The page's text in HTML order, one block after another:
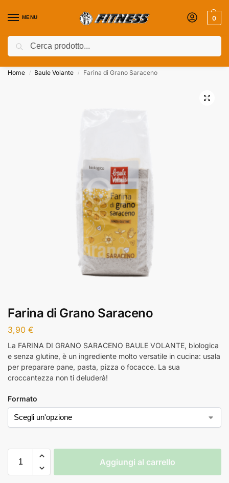
MENU 0
Coupon attivi ⚡ Aggiungili nel Carrello!
Home / Baule Volante / Farina di Grano Saraceno
Farina di Grano Saraceno
3,90 €
La FARINA DI GRANO SARACENO BAULE VOLANTE, biologica
e senza glutine, è un ingrediente molto versatile in cucina: usala
per preparare pane, pasta, pizza o focacce. La sua
croccantezza non ti deluderà!
Formato
Aggiungi al carrello